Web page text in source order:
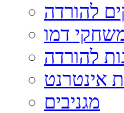
להורדה
דמו
להורדה
אינטרנט
מגניבים